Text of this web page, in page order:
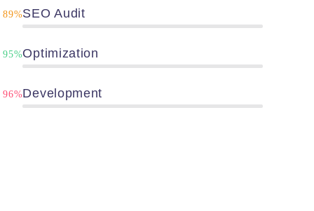
SEO Audit
89%
Optimization
95%
Development
96%